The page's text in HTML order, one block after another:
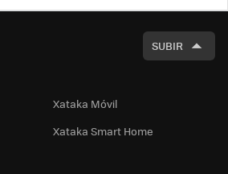
SUBIR
Xataka Móvil
Xataka Smart Home